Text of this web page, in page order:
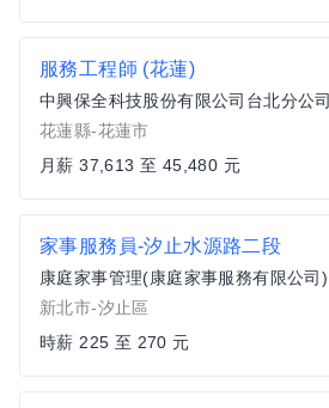
服務工程師 (花蓮)
中興保全科技股份有限公司台北分公司
花蓮縣-花蓮市
月薪 37,613 至 45,480 元
家事服務員-汐止水源路二段
康庭家事管理(康庭家事服務有限公司)
新北市-汐止區
時薪 225 至 270 元